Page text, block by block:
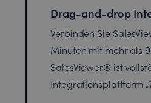
Drag-and-drop
Verbinden Sie
Minuten mit mehr als
SalesViewer® ist
Integrationsplattform